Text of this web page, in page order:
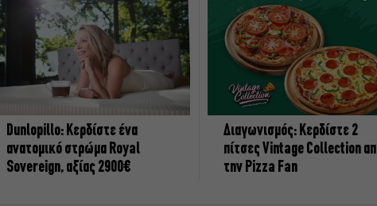
Dunlopillo: Κερδίστε ένα
ανατομικό στρώμα Royal
Sovereign, αξίας 2900€
Διαγωνισμός: Κερδίστε 2
πίτσες Vintage Collection
την Pizza Fan